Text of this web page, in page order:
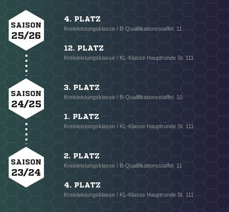
SAISON
25/26
4. PLATZ
Kreisleistungsklasse / B-Qualifikationsstaffel. 11
12. PLATZ
Kreisleistungsklasse / KL-Klasse Hauptrunde St. 111
SAISON
24/25
3. PLATZ
Kreisleistungsklasse / B-Qualifikationsstaffel. 10
1. PLATZ
Kreisleistungsklasse / KL-Klasse Hauptrunde St. 111
SAISON
23/24
2. PLATZ
Kreisleistungsklasse / B-Qualifikationsstaffel. 11
4. PLATZ
Kreisleistungsklasse / KL-Klasse Hauptrunde St. 111